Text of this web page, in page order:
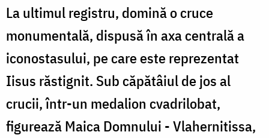
La ultimul registru, domină o cruce
monumentală, dispusă în axa centrală a
iconostasului, pe care este reprezentat
Iisus răstignit. Sub căpătâiul de jos al
crucii, într-un medalion cvadrilobat,
figurează Maica Domnului - Vlahernitissa,